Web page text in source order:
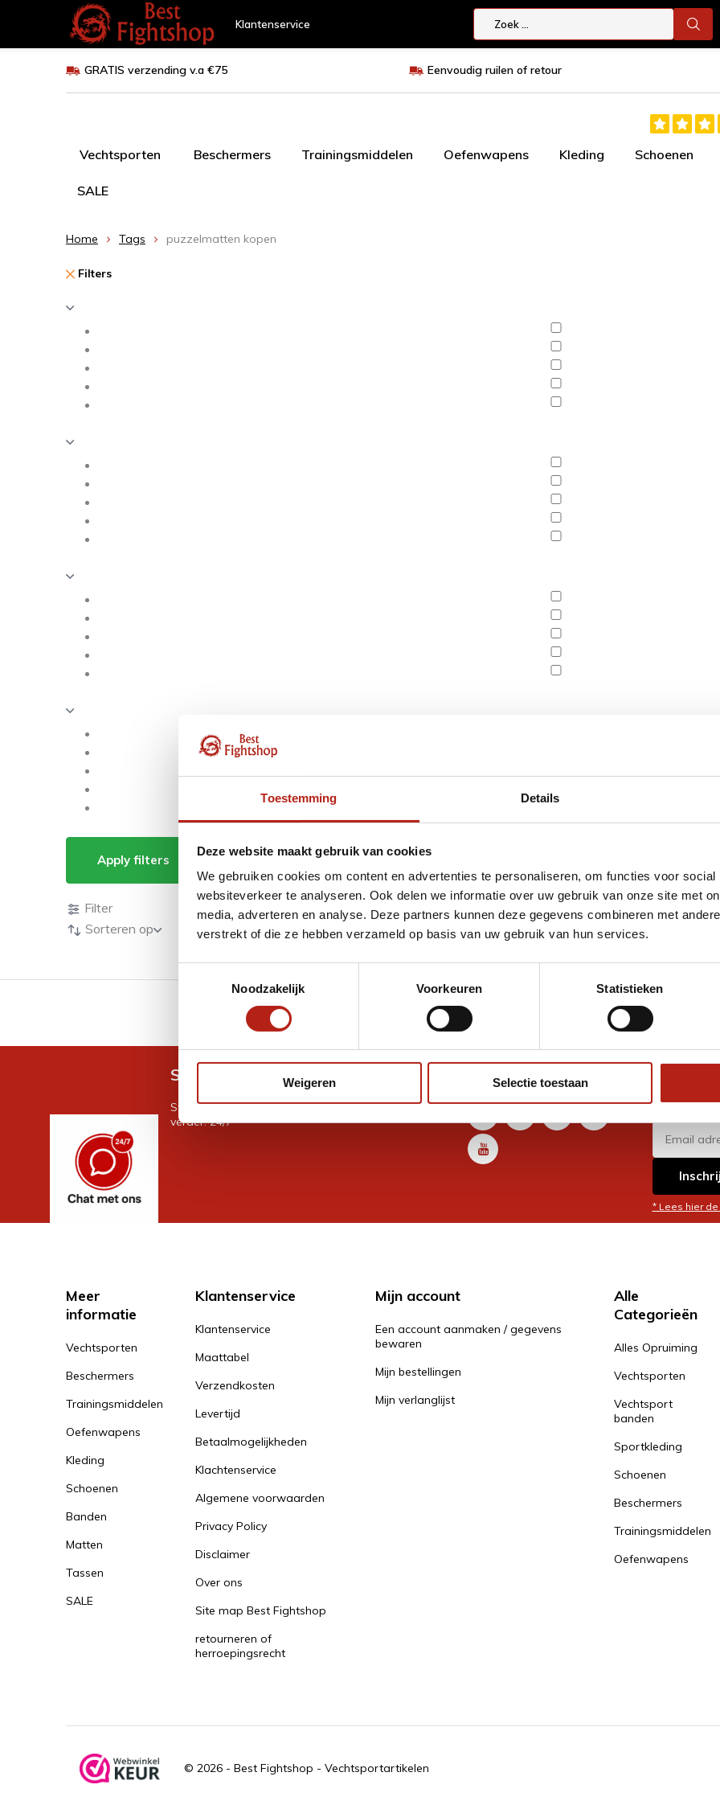
Toestemming Details
Deze website maakt gebruik van cookies
We gebruiken cookies om content en advertenties te personaliseren, om functies voor
websiteverkeer te analyseren. Ook delen we informatie over uw gebruik van onze site met
media, adverteren en analyse. Deze partners kunnen deze gegevens combineren met
verstrekt of die ze hebben verzameld op basis van uw gebruik van hun services.
Noodzakelijk
Voorkeuren Statistieken
Weigeren Selectie toestaan
Klantenservice
GRATIS verzending v.a €75 Eenvoudig ruilen of retour
Vechtsporten Beschermers Trainingsmiddelen Oefenwapens Kleding Schoenen
SALE
Home Tags puzzelmatten kopen
Filters
Apply filters Producten getagd met puzzelmatten kopen
Producten
Filter
Sorteren op
GRATIS verzending v.a €75 Eenvoudig ruilen of retour
Snel antwoord op je vraag?
Stel je vraag in de chat, en we helpen je graag
verder. 24/7
Volg ons
* Lees hier
Meer
informatie
Vechtsporten
Beschermers
Trainingsmiddelen
Oefenwapens
Kleding
Schoenen
Banden
Matten
Tassen
SALE
Klantenservice
Klantenservice
Maattabel
Verzendkosten
Levertijd
Betaalmogelijkheden
Klachtenservice
Algemene voorwaarden
Privacy Policy
Disclaimer
Over ons
Site map Best Fightshop
retourneren of
herroepingsrecht
Mijn account
Een account aanmaken / gegevens
bewaren
Mijn bestellingen
Mijn verlanglijst
Alle
Categorieën
Alles Opruiming
Vechtsporten
Vechtsport
banden
Sportkleding
Schoenen
Beschermers
Trainingsmiddelen
Oefenwapens
© 2026 - Best Fightshop - Vechtsportartikelen